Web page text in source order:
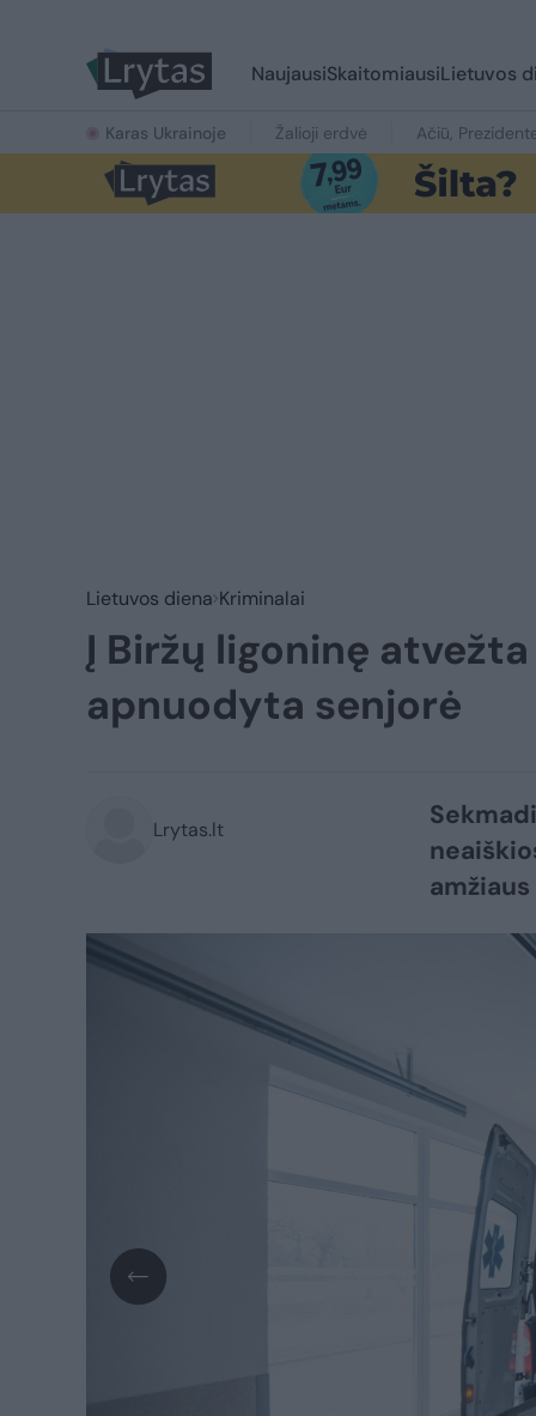
NaujausiSkaitomiausiLietuvos
Karas Ukrainoje Žalioji erdvė Ačiū,
Lietuvos diena Kriminalai
Į Biržų ligoninę
apnuodyta senjorė
Lrytas.lt